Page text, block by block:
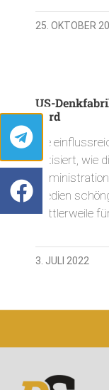
25. OKTOBER
US-
wird
Die
kritisiert, wie
Medien
mittlerweile
3. JULI 2022